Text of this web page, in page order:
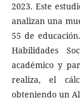
2023. Este
analizan una
55 de
Habilidades
académico y
realiza, el
obteniendo un